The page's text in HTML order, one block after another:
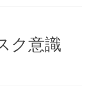
ク意識